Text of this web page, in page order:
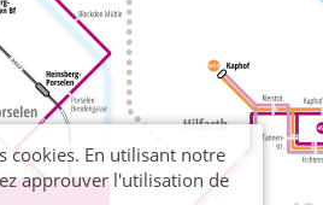
cookies. En utilisant notre
approuver l'utilisation de